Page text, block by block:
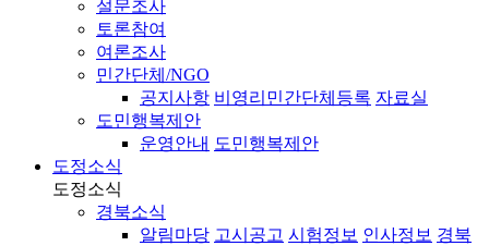
설문조사
토론참여
여론조사
민간단체/NGO
공지사항 비영리민간단체등록 자료실
도민행복제안
운영안내 도민행복제안
도정소식
도정소식
경북소식
알림마당 고시공고 시험정보 인사정보 경북